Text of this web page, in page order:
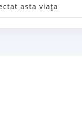
asta viaţa